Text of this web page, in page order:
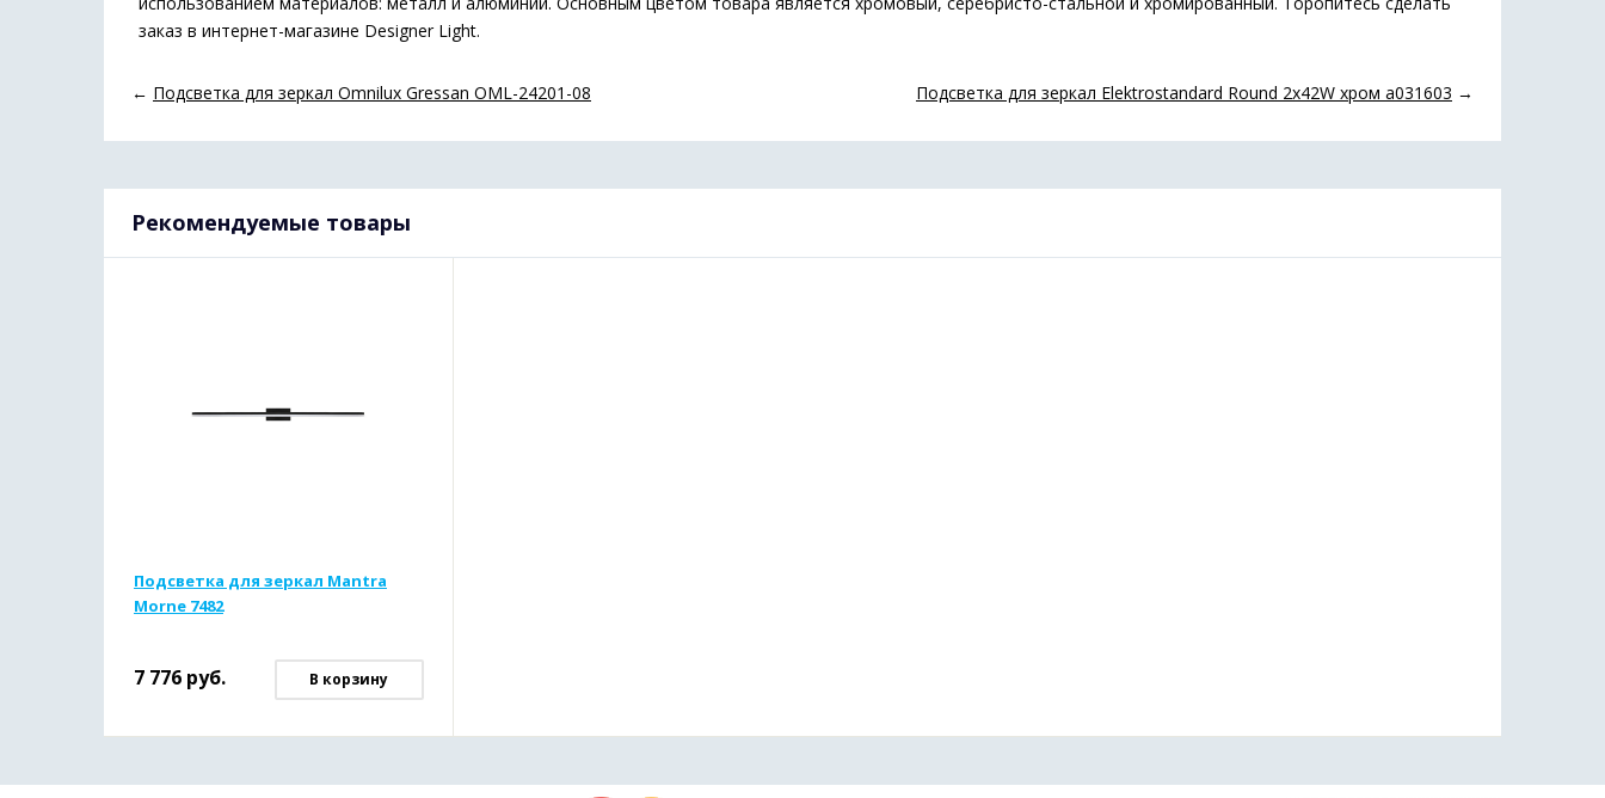
заказ в интернет-магазине Designer Light.
← Подсветка для зеркал Omnilux Gressan OML-24201-08 Подсветка для зеркал Elektrostandard Round 2х42W хром a031603 →
Рекомендуемые товары
Подсветка для зеркал Mantra
Morne 7482
7 776 руб. В корзину